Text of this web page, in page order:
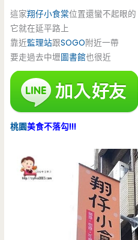
這家翔仔小食棠位置還蠻不起眼的
它就在延平路上
靠近監理站跟SOGO附近一帶
要走過去中壢圖書館也很近
桃園美食不落勾!!!